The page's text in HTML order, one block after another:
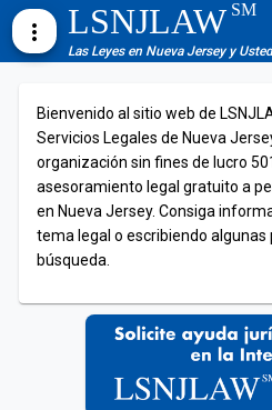
more_vert LSNJLAWSM
Las Leyes en Nueva Jersey y Usted
Bienvenido al sitio web de
Servicios Legales de Nueva
organización sin fines de lucro
asesoramiento legal gratuito a
en Nueva Jersey. Consiga
tema legal o escribiendo algunas
búsqueda.